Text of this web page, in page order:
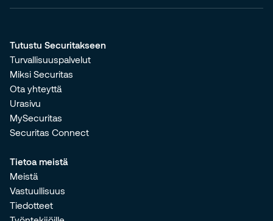
Tutustu Securitakseen
Turvallisuuspalvelut
Miksi Securitas
Ota yhteyttä
Urasivu
MySecuritas
Securitas Connect
Tietoa meistä
Meistä
Vastuullisuus
Tiedotteet